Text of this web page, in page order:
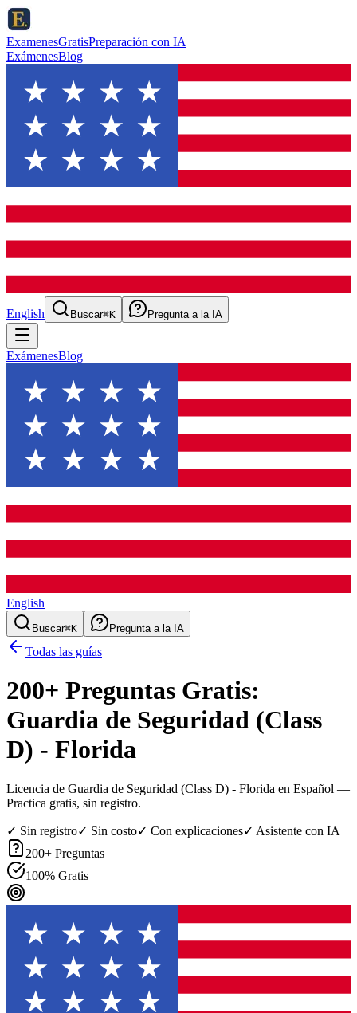
ExamenesGratisPreparación con IA
ExámenesBlog
English Buscar⌘K Pregunta a la IA
ExámenesBlog
English
Buscar⌘K Pregunta a la IA
Todas las guías
200+ Preguntas Gratis:
Guardia de Seguridad (Class
D) - Florida
Licencia de Guardia de Seguridad (Class D) - Florida en Español —
Practica gratis, sin registro.
✓ Sin registro✓ Sin costo✓ Con explicaciones✓ Asistente con IA
200+ Preguntas
100% Gratis